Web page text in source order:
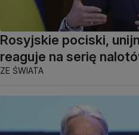
Rosyjskie pociski,
reaguje na serię
ZE ŚWIATA